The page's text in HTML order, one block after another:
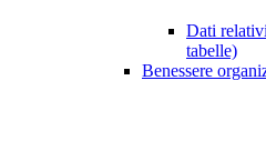
Dati
tabelle)
Benessere